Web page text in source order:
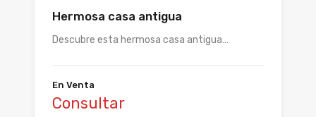
Hermosa casa antigua
Descubre esta hermosa casa antigua…
En Venta
Consultar